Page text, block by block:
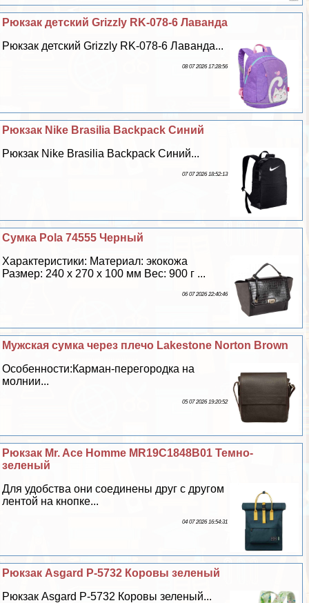
Рюкзак детский Grizzly RK-078-6 Лаванда
Рюкзак детский Grizzly RK-078-6 Лаванда...
08 07 2026 17:28:56
Рюкзак Nike Brasilia Backpack Синий
Рюкзак Nike Brasilia Backpack Синий...
07 07 2026 18:52:13
Сумка Pola 74555 Черный
Хаpaктеристики: Материал: экокожа
Размер: 240 х 270 х 100 мм Вес: 900 г ...
06 07 2026 22:40:46
Мужская сумка через плечо Lakestone Norton Brown
Особенности:Карман-перегородка на
молнии...
05 07 2026 19:20:52
Рюкзак Mr. Ace Homme MR19C1848B01 Темно-
зеленый
Для удобства они соединены друг с другом
лентой на кнопке...
04 07 2026 16:54:31
Рюкзак Asgard Р-5732 Коровы зеленый
Рюкзак Asgard Р-5732 Коровы зеленый...